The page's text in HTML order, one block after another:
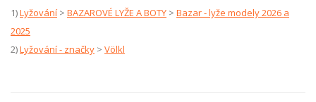
1)Lyžování > BAZAROVÉ LYŽE A BOTY > Bazar - lyže modely 2026 a
2025
2)Lyžování - značky > Völkl